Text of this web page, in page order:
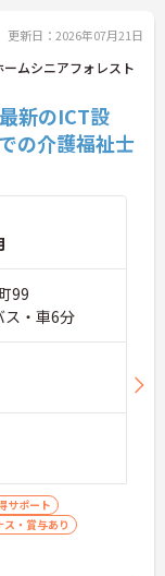
ネ
育
っ
て
っ
で
ラ
ち
化
き
い
を
当
取
け
更新日：2026年07月21日
ムシニアフォレスト
新のICT設
の介護福祉士
99
ス・車6分
サポート
ス・賞与あり